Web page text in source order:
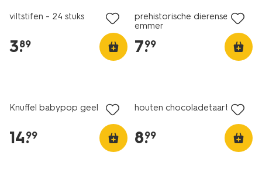
viltstifen - 24 stuks
3.
89
prehistorische dierenset in
emmer
7.
99
Knuffel babypop geel
14.
99
houten chocoladetaart
8.
99